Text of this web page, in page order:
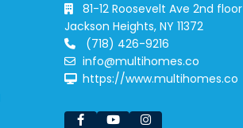
81-12 Roosevelt Ave 2nd floor
Jackson Heights, NY 11372
(718) 426-9216
info@multihomes.co
https://www.multihomes.co